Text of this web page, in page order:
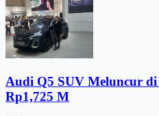
Audi Q5 SUV Meluncur
Rp1,725 M